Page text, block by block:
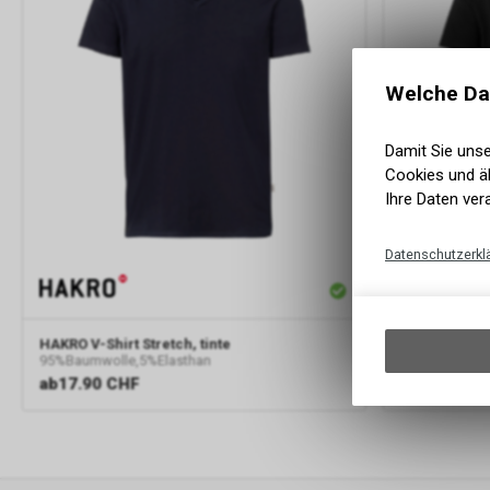
HAKRO V-Shirt Stretch, tinte
95%Baumwolle,5%Elasthan
ab17.90 CHF
V-
Welche
Damit Sie
Cookies und
Ihre Daten